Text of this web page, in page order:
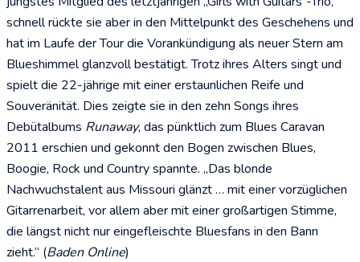
schnell rückte sie aber in den Mittelpunkt des Geschehens und
hat im Laufe der Tour die Vorankündigung als neuer Stern am
Blueshimmel glanzvoll bestätigt. Trotz ihres Alters singt und
spielt die 22-jährige mit einer erstaunlichen Reife und
Souveränität. Dies zeigte sie in den zehn Songs ihres
Debütalbums Runaway, das pünktlich zum Blues Caravan
2011 erschien und gekonnt den Bogen zwischen Blues,
Boogie, Rock und Country spannte. „Das blonde
Nachwuchstalent aus Missouri glänzt … mit einer vorzüglichen
Gitarrenarbeit, vor allem aber mit einer großartigen Stimme,
die längst nicht nur eingefleischte Bluesfans in den Bann
zieht.“ (Baden Online)